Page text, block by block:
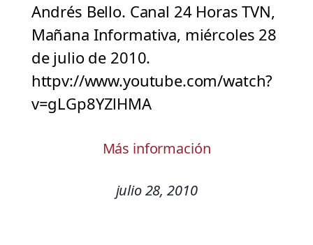
Andrés Bello. Canal 24 Horas TVN,
Mañana Informativa, miércoles 28
de julio de 2010.
httpv://www.youtube.com/watch?
v=gLGp8YZlHMA
Más información
julio 28, 2010